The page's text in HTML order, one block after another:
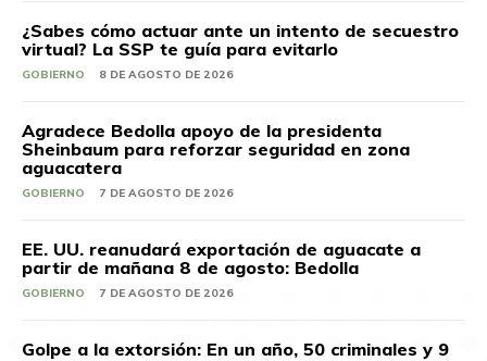
¿Sabes cómo actuar ante un intento de secuestro
virtual? La SSP te guía para evitarlo
GOBIERNO 8 DE AGOSTO DE 2026
Agradece Bedolla apoyo de la presidenta
Sheinbaum para reforzar seguridad en zona
aguacatera
GOBIERNO 7 DE AGOSTO DE 2026
EE. UU. reanudará exportación de aguacate a
partir de mañana 8 de agosto: Bedolla
GOBIERNO 7 DE AGOSTO DE 2026
Golpe a la extorsión: En un año, 50 criminales y 9